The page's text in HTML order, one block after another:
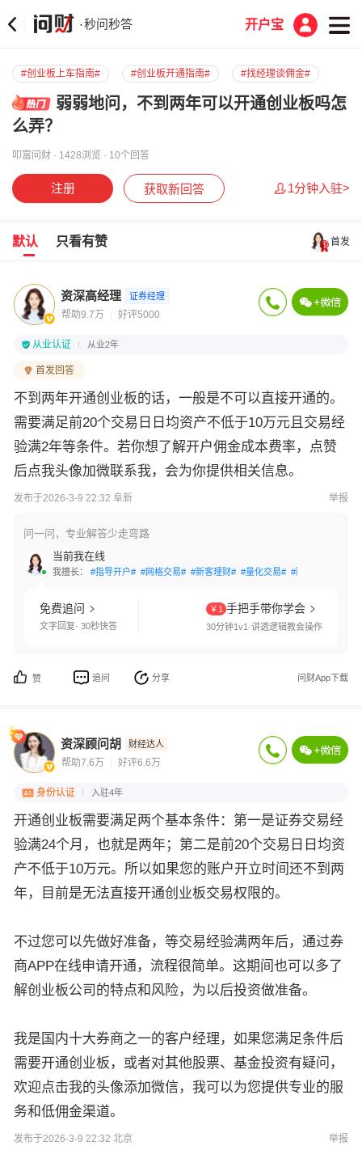
·秒问秒答 开户宝
#创业板上车指南# #创业板开通指南# #找经理谈佣金#
弱弱地问，不到两年可以开通创业板吗怎
么弄？
叩富问财 · 1428浏览 · 10个回答
注册 获取新回答 1分钟入驻>
默认 只看有赞 首发
资深高经理 证券经理
帮助9.7万 好评5000
从业认证 从业2年
首发回答
不到两年开通创业板的话，一般是不可以直接开通的。
需要满足前20个交易日日均资产不低于10万元且交易经
验满2年等条件。若你想了解开户佣金成本费率，点赞
后点我头像加微联系我，会为你提供相关信息。
发布于2026-3-9 22:32 阜新 举报
问一问，专业解答少走弯路
当前我在线
我擅长： #指导开户# #网格交易# #新客理财# #量化交易# #融资融券#
免费追问
文字回复· 30秒快答
￥1 手把手带你学会
30分钟1v1·讲透逻辑教会操作
赞 追问 分享 问财App下载
资深顾问胡 财经达人
帮助7.6万 好评6.6万
身份认证 入驻4年
开通创业板需要满足两个基本条件：第一是证券交易经
验满24个月，也就是两年；第二是前20个交易日日均资
产不低于10万元。所以如果您的账户开立时间还不到两
年，目前是无法直接开通创业板交易权限的。
不过您可以先做好准备，等交易经验满两年后，通过券
商APP在线申请开通，流程很简单。这期间也可以多了
解创业板公司的特点和风险，为以后投资做准备。
我是国内十大券商之一的客户经理，如果您满足条件后
需要开通创业板，或者对其他股票、基金投资有疑问，
欢迎点击我的头像添加微信，我可以为您提供专业的服
务和低佣金渠道。
发布于2026-3-9 22:32 北京 举报